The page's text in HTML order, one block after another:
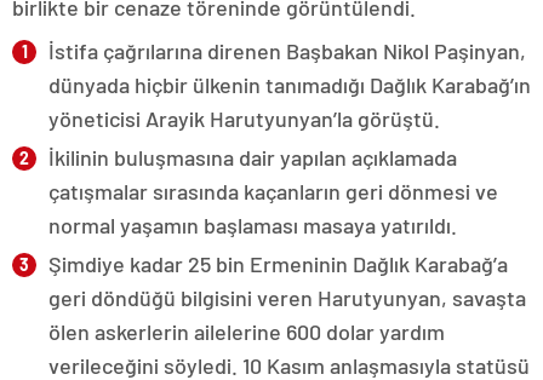
birlikte bir cenaze töreninde görüntülendi.
İstifa çağrılarına direnen Başbakan Nikol Paşinyan,
dünyada hiçbir ülkenin tanımadığı Dağlık Karabağ’ın
yöneticisi Arayik Harutyunyan’la görüştü.
İkilinin buluşmasına dair yapılan açıklamada
çatışmalar sırasında kaçanların geri dönmesi ve
normal yaşamın başlaması masaya yatırıldı.
Şimdiye kadar 25 bin Ermeninin Dağlık Karabağ’a
geri döndüğü bilgisini veren Harutyunyan, savaşta
ölen askerlerin ailelerine 600 dolar yardım
verileceğini söyledi. 10 Kasım anlaşmasıyla statüsü